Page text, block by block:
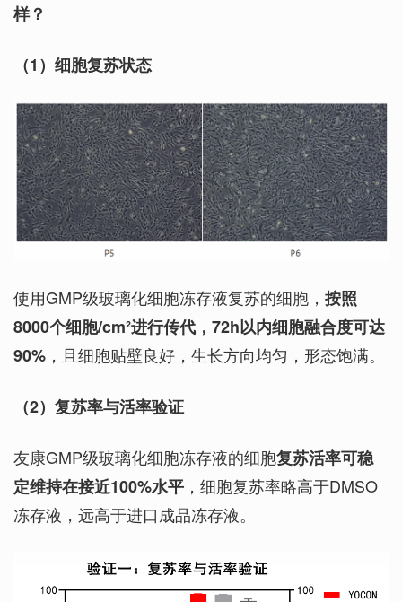
样？
（1）细胞复苏状态
使用GMP级玻璃化细胞冻存液复苏的细胞， 按照
8000个细胞/cm²进行传代，72h以内细胞融合度可达
90% ，且细胞贴壁良好，生长方向均匀，形态饱满。
（2） 复苏率与活率验证
友康GMP级玻璃化细胞冻存液的细胞复苏活率可稳
定维持在接近100%水平 ，细胞复苏率略高于DMSO
冻存液，远高于进口成品冻存液。